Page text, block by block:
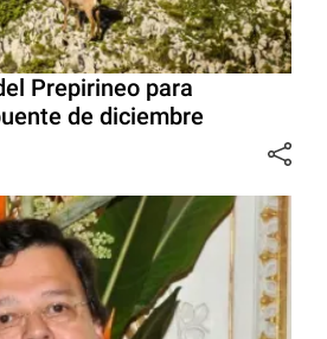
Prepirineo para
de diciembre